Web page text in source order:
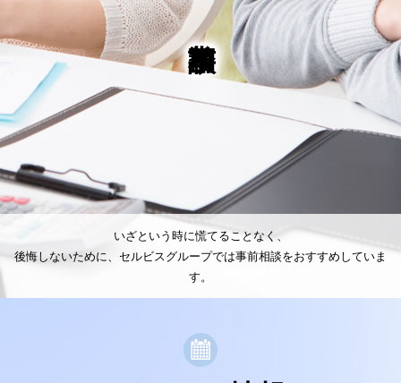
いざという時に慌てることなく、
後悔しないために、 セルビスグループでは事前相談をおすすめしていま
す。